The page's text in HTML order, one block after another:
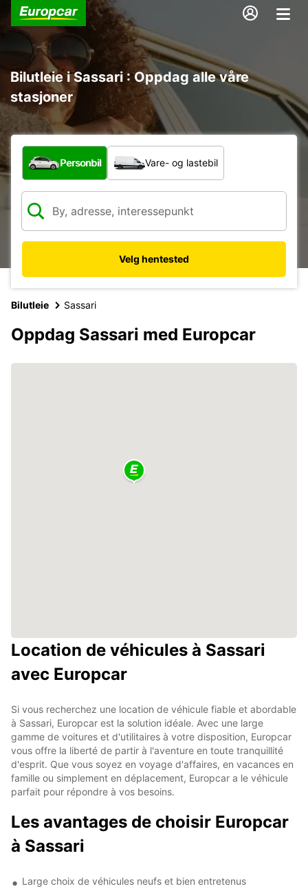
Bilutleie i Sassari : Oppdag alle våre
stasjoner
Hvilken type bil?
Personbil Vare- og lastebil
Velg hentested
Bilutleie Sassari
Oppdag Sassari med Europcar
Location de véhicules à Sassari
avec Europcar
Si vous recherchez une location de véhicule fiable et abordable
à Sassari, Europcar est la solution idéale. Avec une large
gamme de voitures et d'utilitaires à votre disposition, Europcar
vous offre la liberté de partir à l'aventure en toute tranquillité
d'esprit. Que vous soyez en voyage d'affaires, en vacances en
famille ou simplement en déplacement, Europcar a le véhicule
parfait pour répondre à vos besoins.
Les avantages de choisir Europcar
à Sassari
Large choix de véhicules neufs et bien entretenus